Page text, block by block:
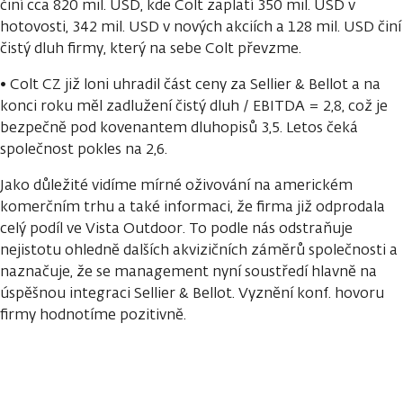
činí cca 820 mil. USD, kde Colt zaplatí 350 mil. USD v
hotovosti, 342 mil. USD v nových akciích a 128 mil. USD činí
čistý dluh firmy, který na sebe Colt převzme.
• Colt CZ již loni uhradil část ceny za Sellier & Bellot a na
konci roku měl zadlužení čistý dluh / EBITDA = 2,8, což je
bezpečně pod kovenantem dluhopisů 3,5. Letos čeká
společnost pokles na 2,6.
Jako důležité vidíme mírné oživování na americkém
komerčním trhu a také informaci, že firma již odprodala
celý podíl ve Vista Outdoor. To podle nás odstraňuje
nejistotu ohledně dalších akvizičních záměrů společnosti a
naznačuje, že se management nyní soustředí hlavně na
úspěšnou integraci Sellier & Bellot. Vyznění konf. hovoru
firmy hodnotíme pozitivně.